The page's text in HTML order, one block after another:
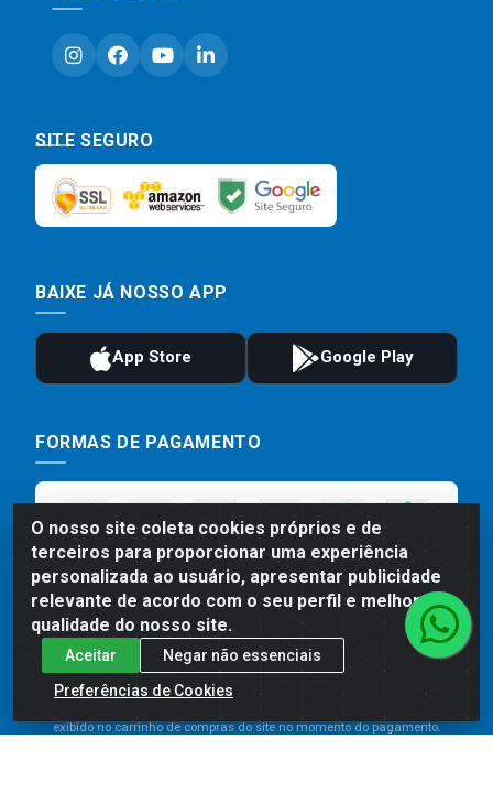
O nosso site coleta cookies próprios e de
terceiros para proporcionar uma experiência
personalizada ao usuário, apresentar publicidade
relevante de acordo com o seu perfil e melhorar a
qualidade do nosso site.
Aceitar
Negar não essenciais
Preferências de Cookies
SITE SEGURO
BAIXE JÁ NOSSO APP
FORMAS DE PAGAMENTO
Preços, promoções, condições de pagamento e frete são válidos
para compras realizadas exclusivamente pelo site. Caso haja
exibido no carrinho de compras do site no momento do pagamento.